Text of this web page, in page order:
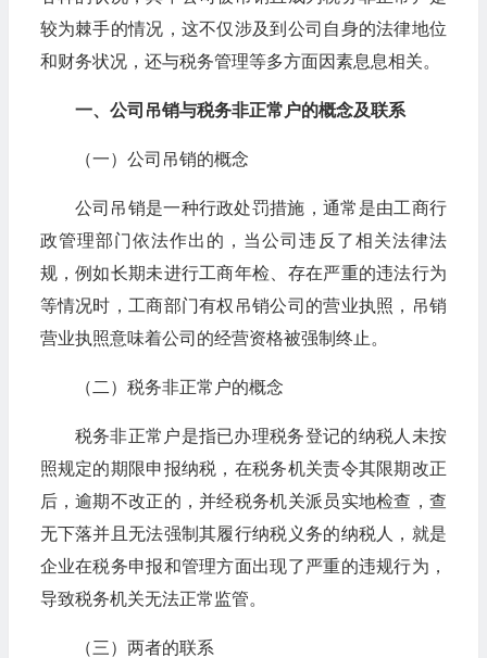
较为棘手的情况，这不仅涉及到公司自身的法律地位
和财务状况，还与税务管理等多方面因素息息相关。
一、公司吊销与税务非正常户的概念及联系
（一）公司吊销的概念
公司吊销是一种行政处罚措施，通常是由工商行
政管理部门依法作出的，当公司违反了相关法律法
规，例如长期未进行工商年检、存在严重的违法行为
等情况时，工商部门有权吊销公司的营业执照，吊销
营业执照意味着公司的经营资格被强制终止。
（二）税务非正常户的概念
税务非正常户是指已办理税务登记的纳税人未按
照规定的期限申报纳税，在税务机关责令其限期改正
后，逾期不改正的，并经税务机关派员实地检查，查
无下落并且无法强制其履行纳税义务的纳税人，就是
企业在税务申报和管理方面出现了严重的违规行为，
导致税务机关无法正常监管。
（三）两者的联系